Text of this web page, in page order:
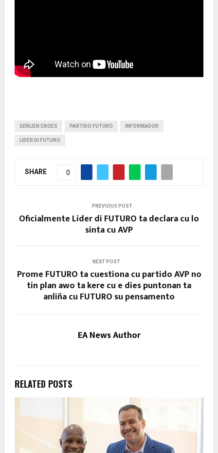
GERLIEN CROES PARTIDO FUTURO INFORMADOR
LIDER DI FUTURO
SHARE 0
PREVIOUS POST
Oficialmente Lider di FUTURO ta declara cu lo
sinta cu AVP
NEXT POST
Prome FUTURO ta cuestiona cu partido AVP no
tin plan awo ta kere cu e dies puntonan ta
anliña cu FUTURO su pensamento
EA News Author
RELATED POSTS